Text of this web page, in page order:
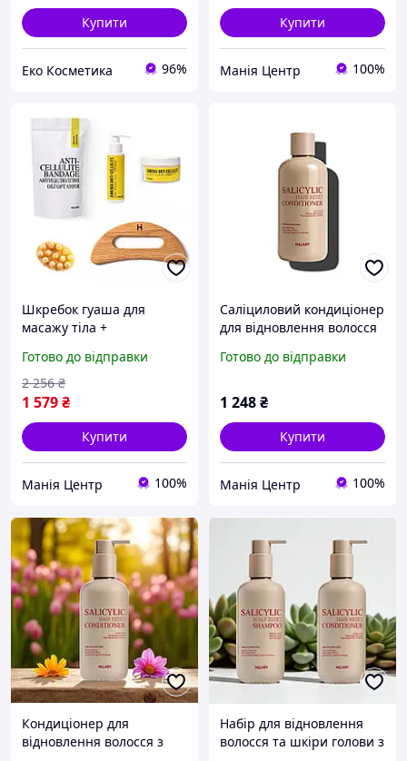
Купити
Еко Косметика 96%
Купити
Манія Центр 100%
Шкребок гуаша для
масажу тіла +
Хimenia Anti-cellulite
Готово до відправки
1 579₴
2 256 ₴
Купити
Манія Центр 100%
Саліциловий кондиціонер
для відновлення волосся
Conditioner, 400 мл
Готово до відправки
1 248₴
Купити
Манія Центр 100%
Кондиціонер для
відновлення волосся з
Набір для відновлення
волосся та шкіри голови з